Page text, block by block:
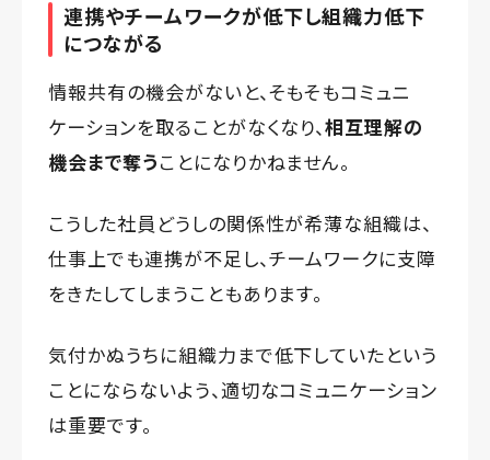
連携やチームワークが低下し組織力低下
につながる
情報共有の機会がないと、そもそもコミュニ
ケーションを取ることがなくなり、相互理解の
機会まで奪うことになりかねません。
こうした社員どうしの関係性が希薄な組織は、
仕事上でも連携が不足し、チームワークに支障
をきたしてしまうこともあります。
気付かぬうちに組織力まで低下していたという
ことにならないよう、適切なコミュニケーション
は重要です。